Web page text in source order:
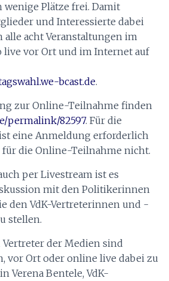
wenige Plätze frei. Damit
und Interessierte dabei
alle acht Veranstaltungen im
live vor Ort und im Internet auf
bcast.de.
zur Online-Teilnahme finden
permalink/82597. Für die
eine Anmeldung erforderlich
für die Online-Teilnahme nicht.
per Livestream ist es
mit den Politikerinnen
den VdK-Vertreterinnen und -
stellen.
der Medien sind
vor Ort oder online live dabei zu
Verena Bentele, VdK-